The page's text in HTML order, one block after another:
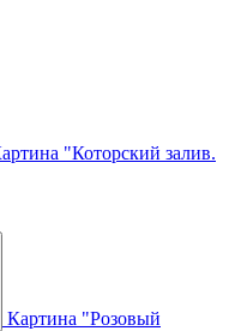
"Которский залив.
Картина "Розовый